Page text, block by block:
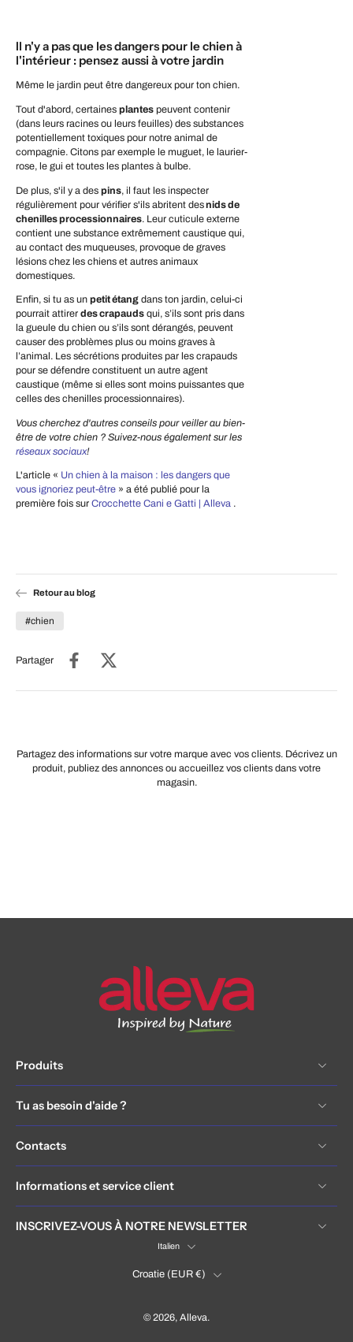
Il n'y a pas que les dangers pour le chien à
l'intérieur : pensez aussi à votre jardin
Même le jardin peut être dangereux pour ton chien.
Tout d'abord, certaines plantes peuvent contenir
(dans leurs racines ou leurs feuilles) des substances
potentiellement toxiques pour notre animal de
compagnie. Citons par exemple le muguet, le laurier-
rose, le gui et toutes les plantes à bulbe.
De plus, s'il y a des pins, il faut les inspecter
régulièrement pour vérifier s'ils abritent desnids de
chenilles processionnaires. Leur cuticule externe
contient une substance extrêmement caustique qui,
au contact des muqueuses, provoque de graves
lésions chez les chiens et autres animaux
domestiques.
Enfin, si tu as un petit étang dans ton jardin, celui-ci
pourrait attirer des crapauds qui, s’ils sont pris dans
la gueule du chien ou s’ils sont dérangés, peuvent
causer des problèmes plus ou moins graves à
l’animal. Les sécrétions produites par les crapauds
pour se défendre constituent un autre agent
caustique (même si elles sont moins puissantes que
celles des chenilles processionnaires).
Vous cherchez d'autres conseils pour veiller au bien-
être de votre chien ? Suivez-nous également sur les
réseaux sociaux!
L'article « Un chien à la maison : les dangers que
vous ignoriez peut-être » a été publié pour la
première fois sur Crocchette Cani e Gatti | Alleva .
Retour au blog
#chien
Partager
Partagez des informations sur votre marque avec vos clients. Décrivez un
produit, publiez des annonces ou accueillez vos clients dans votre
magasin.
Produits
Tu as besoin d'aide ?
Contacts
Informations et service client
INSCRIVEZ-VOUS À NOTRE NEWSLETTER
Italien
Croatie ‎(EUR €)‎
© 2026, Alleva.